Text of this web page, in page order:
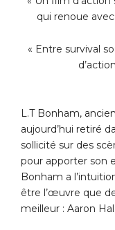
qui renoue
« Entre survival
L.T Bonham,
aujourd’hui retiré
sollicité sur des
pour apporter son
Bonham a
être l’œuvre que
meilleur : Aaron